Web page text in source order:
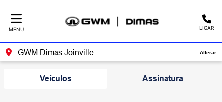
MENU LIGAR
GWM Dimas Joinville Alterar
Veículos Assinatura